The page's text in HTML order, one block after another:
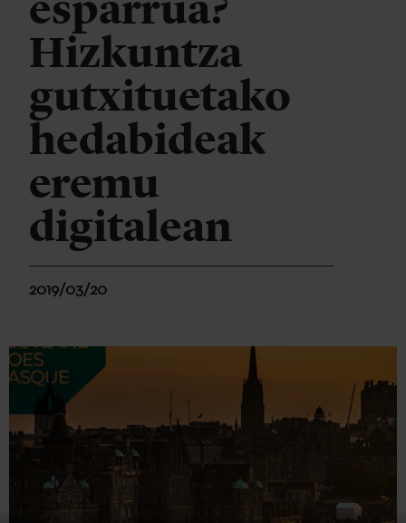
Hizkuntza
gutxituetako
hedabideak
eremu
digitalean
2019/03/20